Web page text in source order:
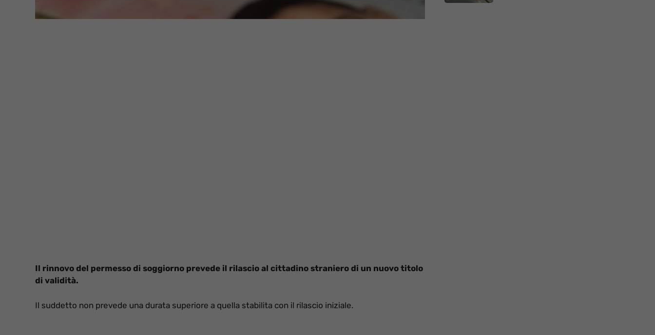
Il rinnovo del permesso di soggiorno prevede il rilascio al cittadino straniero di un nuovo titolo
di validità.
Il suddetto non prevede una durata superiore a quella stabilita con il rilascio iniziale.